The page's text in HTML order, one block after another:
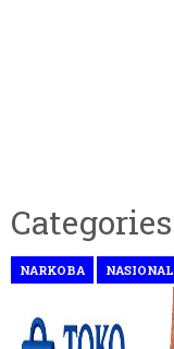
Categories
NARKOBA NASIONAL